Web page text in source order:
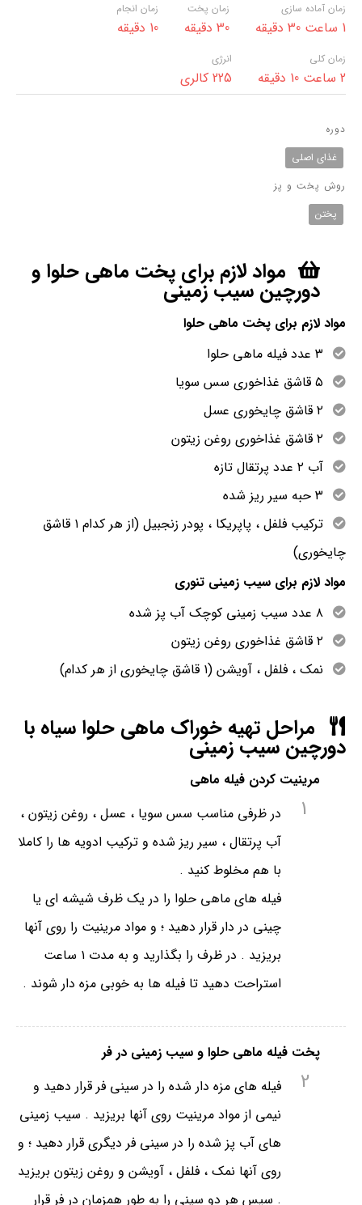
زمان آماده سازی
1 ساعت 30 دقیقه
زمان پخت
30 دقیقه
زمان انجام
10 دقیقه
زمان کلی
2 ساعت 10 دقیقه
انرژی
225 کالری
دوره
غذای اصلی
روش پخت و پز
پختن
مواد لازم برای پخت ماهی حلوا و
دورچین سیب زمینی
مواد لازم برای پخت ماهی حلوا
۳ عدد فیله ماهی حلوا
۵ قاشق غذاخوری سس سویا
۲ قاشق چایخوری عسل
۲ قاشق غذاخوری روغن زیتون
آب ۲ عدد پرتقال تازه
۳ حبه سیر ریز شده
ترکیب فلفل ، پاپریکا ، پودر زنجبیل (از هر کدام ۱ قاشق
چایخوری)
مواد لازم برای سیب زمینی تنوری
۸ عدد سیب زمینی کوچک آب پز شده
۲ قاشق غذاخوری روغن زیتون
نمک ، فلفل ، آویشن (۱ قاشق چایخوری از هر کدام)
مراحل تهیه خوراک ماهی حلوا سیاه با
دورچین سیب زمینی
مرینیت کردن فیله ماهی
1
در ظرفی مناسب سس سویا ، عسل ، روغن زیتون ،
آب پرتقال ، سیر ریز شده و ترکیب ادویه ها را کاملا
با هم مخلوط کنید .
فیله های ماهی حلوا را در یک ظرف شیشه ای یا
چینی در دار قرار دهید ؛ و مواد مرینیت را روی آنها
بریزید . در ظرف را بگذارید و به مدت ۱ ساعت
استراحت دهید تا فیله ها به خوبی مزه دار شوند .
پخت فیله ماهی حلوا و سیب زمینی در فر
2
فیله های مزه دار شده را در سینی فر قرار دهید و
نیمی از مواد مرینیت روی آنها بریزید . سیب زمینی
های آب پز شده را در سینی فر دیگری قرار دهید ؛ و
روی آنها نمک ، فلفل ، آویشن و روغن زیتون بریزید
. سپس هر دو سینی را به طور همزمان در فر قرار